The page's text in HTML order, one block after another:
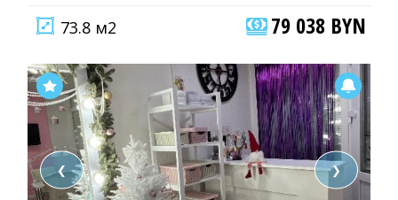
73.8 м2
79 038 BYN
❮ ❯